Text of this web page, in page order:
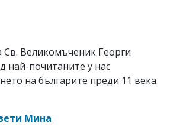
Св. Великомъченик Георги
най-почитаните у нас
на българите преди 11 века.
Мина